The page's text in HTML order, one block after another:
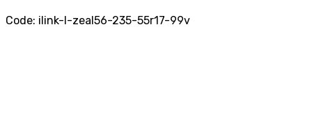
Code: ilink-l-zeal56-235-55r17-99v